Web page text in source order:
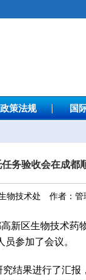
政策法规 国
务验收会在成都
物技术处 作者：
新区生物技术药
参加了会议。
结果进行了汇